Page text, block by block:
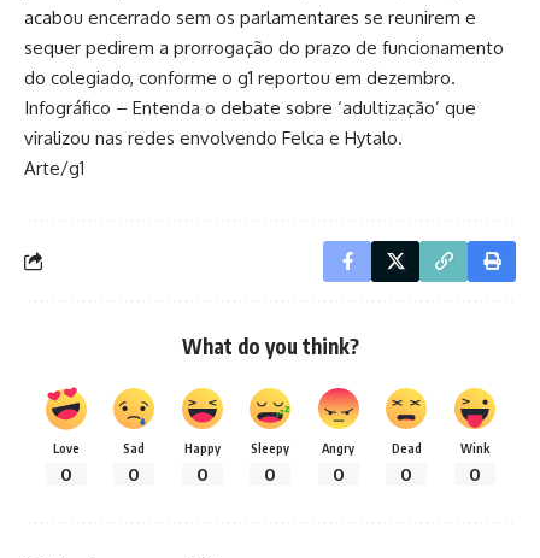
acabou encerrado sem os parlamentares se reunirem e
sequer pedirem a prorrogação do prazo de funcionamento
do colegiado, conforme o g1 reportou em dezembro.
Infográfico – Entenda o debate sobre ‘adultização’ que
viralizou nas redes envolvendo Felca e Hytalo.
Arte/g1
What do you think?
Love
0
Sad
0
Happy
0
Sleepy
0
Angry
0
Dead
0
Wink
0